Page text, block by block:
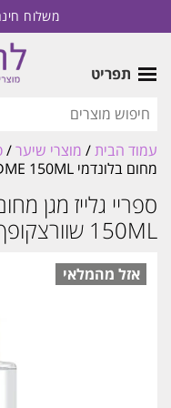
משלוח חינם
תפריט
עמוד הבית/ מוצרי שיער/
מחום בלונדמי BLONDME 150ML שוורצקופף SCHWARZKOPF
150ML שוורצקופף SCHWARZKOPF